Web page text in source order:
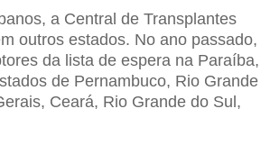
a Central de Transplantes
outros estados. No ano passado,
da lista de espera na Paraíba,
de Pernambuco, Rio Grande
Ceará, Rio Grande do Sul,